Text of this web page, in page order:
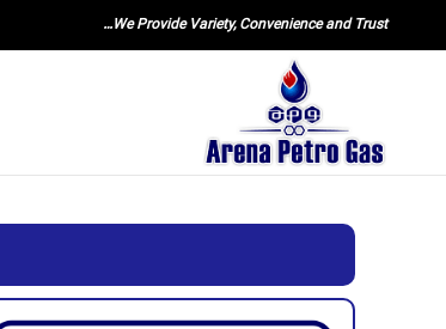
We Provide Variety, Convenience and Trust…